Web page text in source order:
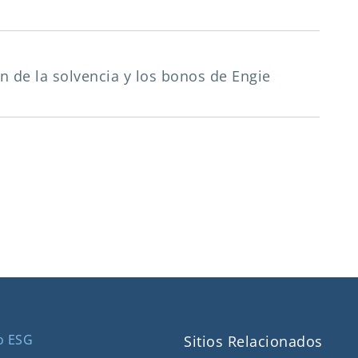
de la solvencia y los bonos de Engie
Sitios Relacionados